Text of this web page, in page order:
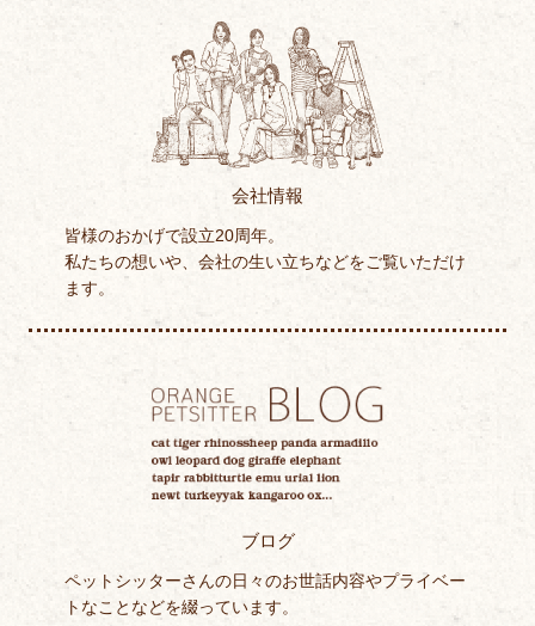
会社情報
皆様のおかげで設立20周年。
私たちの想いや、会社の生い立ちなどをご覧いただけ
ます。
ブログ
ペットシッターさんの日々のお世話内容やプライベー
トなことなどを綴っています。